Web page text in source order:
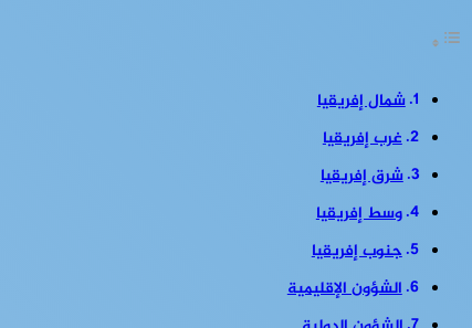
شمال إفريقيا
غرب إفريقيا
شرق إفريقيا
وسط إفريقيا
جنوب إفريقيا
الشؤون الإقليمية